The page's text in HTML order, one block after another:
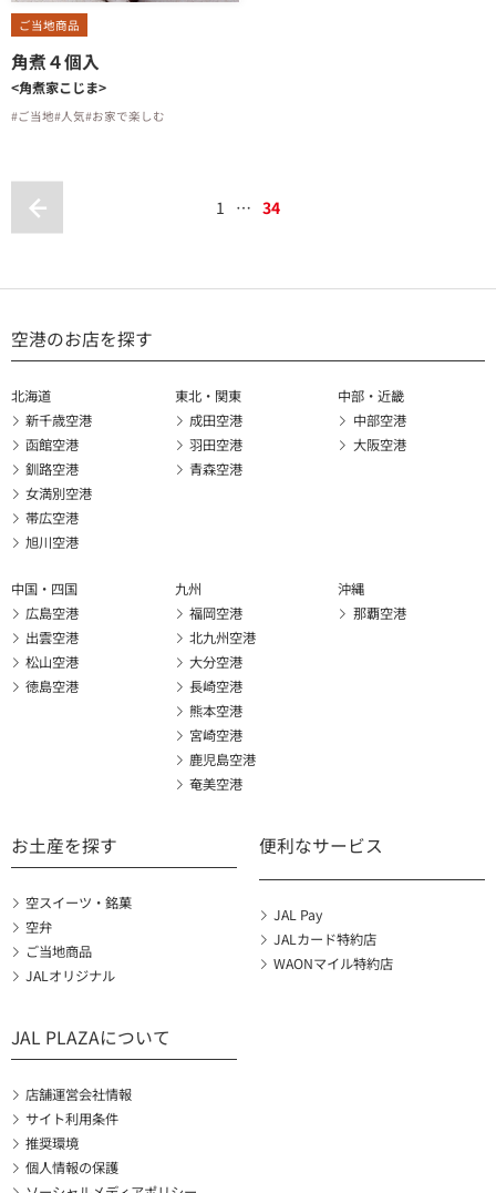
ご当地商品
角煮４個入
<角煮家こじま>
#ご当地#人気#お家で楽しむ
1 … 34
空港のお店を探す
北海道
新千歳空港
函館空港
釧路空港
女満別空港
帯広空港
旭川空港
東北・関東
成田空港
羽田空港
青森空港
中部・近畿
中部空港
大阪空港
中国・四国
広島空港
出雲空港
松山空港
徳島空港
九州
福岡空港
北九州空港
大分空港
長崎空港
熊本空港
宮崎空港
鹿児島空港
奄美空港
沖縄
那覇空港
お土産を探す
空スイーツ・銘菓
空弁
ご当地商品
JALオリジナル
便利なサービス
JAL Pay
JALカード特約店
WAONマイル特約店
JAL PLAZAについて
店舗運営会社情報
サイト利用条件
推奨環境
個人情報の保護